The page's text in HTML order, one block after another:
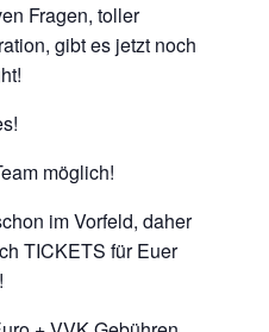
Fragen, toller
gibt es jetzt noch
möglich!
im Vorfeld, daher
TICKETS für Euer